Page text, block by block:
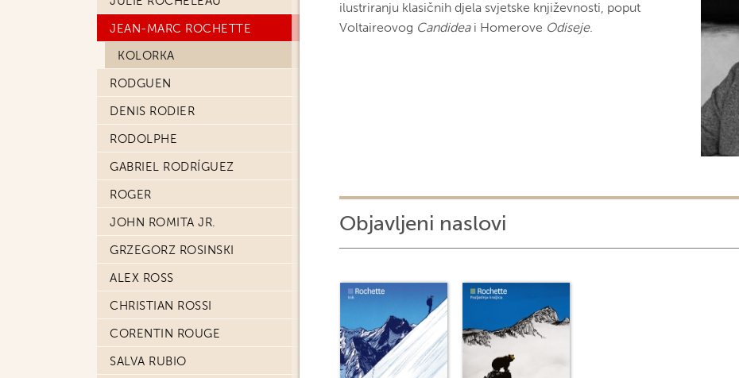
JEAN-MARC ROCHETTE
KOLORKA
RODGUEN
DENIS RODIER
RODOLPHE
GABRIEL RODRÍGUEZ
ROGER
JOHN ROMITA JR.
GRZEGORZ ROSINSKI
ALEX ROSS
CHRISTIAN ROSSI
CORENTIN ROUGE
SALVA RUBIO
ilustriranju klasičnih djela svjetske književnosti, poput
Voltaireovog Candideai Homerove Odiseje.
Objavljeni naslovi